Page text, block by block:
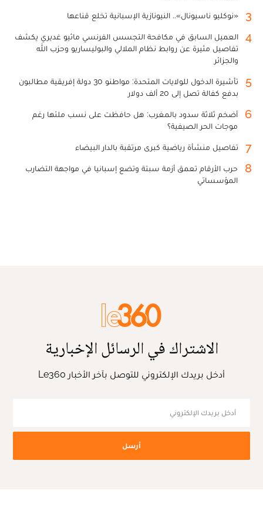
3 «نوكليو ناسيونال».. النيونازية الإسبانية تخلع قناعها
4
العميل السابق في مكافحة التجسس الفرنسي ماثيو غديري يكشف
تفاصيل مثيرة عن روابط نظام الملالي والبوليساريو وحزب الله
والجزائر
5
تأشيرة الدخول للولايات المتحدة: مواطنو 30 دولة إفريقية مطالبون
بدفع كفالة تصل إلى 20 ألف دولار
6
أضخم ثلاثة سدود بالمغرب: هل حافظت على نسب ملئها رغم
موجات الحر الصيفية؟
7 تفاصيل منشأة رياضية كبرى مرتقبة بالدار البيضاء
8
حرب الأرقام تعمق أزمة سبتة وتضع إسبانيا في مواجهة التضارب
المؤسساتي
الاشتراك في الرسائل الإخبارية
أدخل بريدك الإلكتروني للتوصل بآخر الأخبار Le360
أرسل